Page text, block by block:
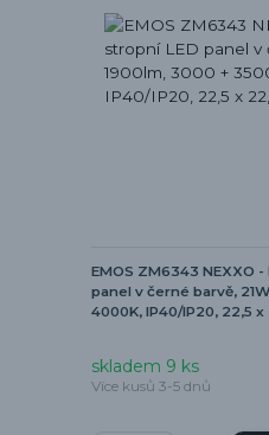
EMOS ZM6343 NEXXO
panel v černé barvě,
4000K, IP40/IP20, 22,5 x
skladem 9 ks
Více kusů 3-5 dnů